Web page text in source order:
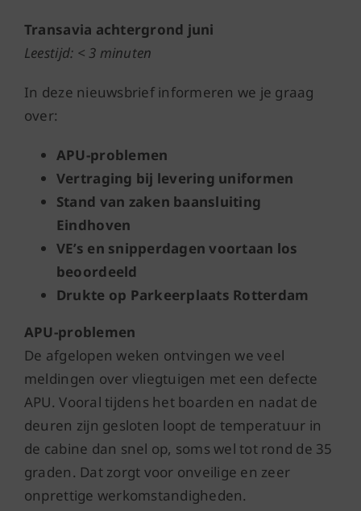
Maatschappijen
Transavia achtergrond juni
Leestijd: < 3 minuten
In deze nieuwsbrief informeren we je graag
over:
APU-problemen
Vertraging bij levering uniformen
Stand van zaken baansluiting
Eindhoven
VE’s en snipperdagen voortaan los
beoordeeld
Drukte op Parkeerplaats Rotterdam
APU-problemen
De afgelopen weken ontvingen we veel
meldingen over vliegtuigen met een defecte
APU. Vooral tijdens het boarden en nadat de
deuren zijn gesloten loopt de temperatuur in
de cabine dan snel op, soms wel tot rond de 35
graden. Dat zorgt voor onveilige en zeer
onprettige werkomstandigheden.